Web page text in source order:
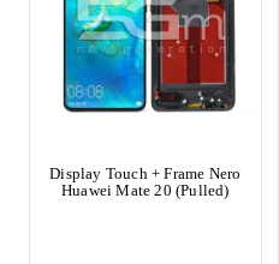
Display Touch + Frame Nero
Huawei Mate 20 (Pulled)